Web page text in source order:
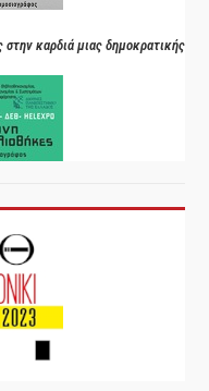
καρδιά μιας δημοκρατικής